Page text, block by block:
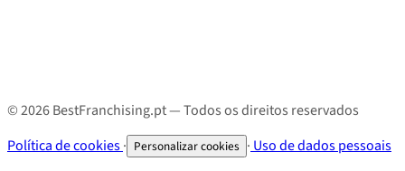
© 2026 BestFranchising.pt — Todos os direitos reservados
Política de cookies· Personalizar cookies · Uso de dados pessoais